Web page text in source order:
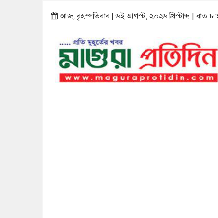
আজ, বৃহস্পতিবার | ৬ই আগস্ট, ২০২৬ খ্রিস্টাব্দ | রাত